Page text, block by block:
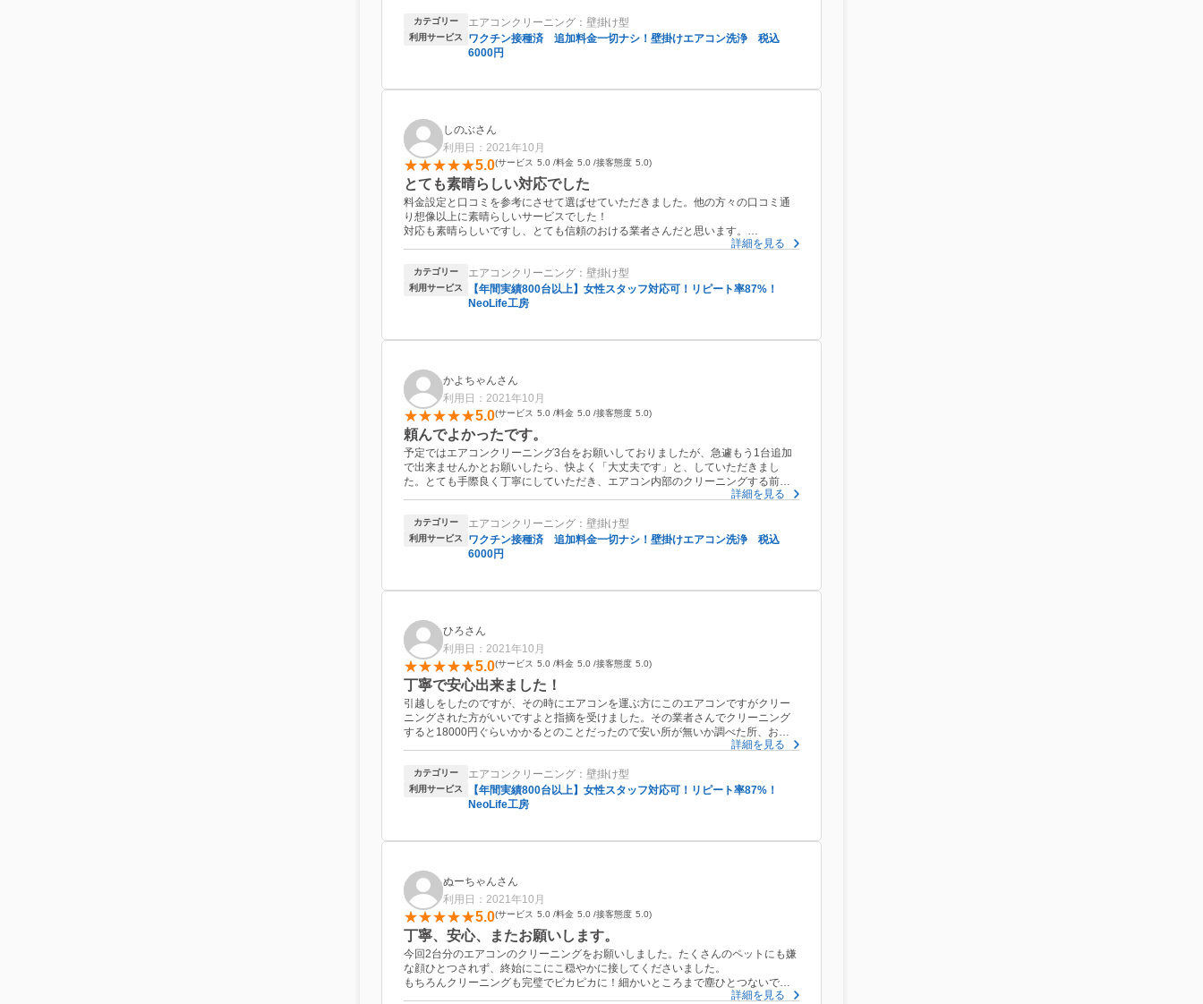
カテゴリー エアコンクリーニング：壁掛け型
利用サービス
ワクチン接種済 追加料金一切ナシ！壁掛けエアコン洗浄 税込
6000円
しのぶさん
利用日：2021年10月
5.0 サービス 5.0 料金 5.0 接客態度 5.0
とても素晴らしい対応でした
料金設定と口コミを参考にさせて選ばせていただきました。他の方々の口コミ通
り想像以上に素晴らしいサービスでした！
対応も素晴らしいですし、とても信頼のおける業者さんだと思います。
私は素人ですが、初歩的な質問に対してでも的確な答えをいただき口コミNO.1と
詳細を見る
カテゴリー エアコンクリーニング：壁掛け型
利用サービス
【年間実績800台以上】女性スタッフ対応可！リピート率87%！
NeoLife工房
かよちゃんさん
利用日：2021年10月
5.0 サービス 5.0 料金 5.0 接客態度 5.0
頼んでよかったです。
予定ではエアコンクリーニング3台をお願いしておりましたが、急遽もう1台追加
で出来ませんかとお願いしたら、快よく「大丈夫です」と、していただきまし
た。とても手際良く丁寧にしていただき、エアコン内部のクリーニングする前と
詳細を見る
カテゴリー エアコンクリーニング：壁掛け型
利用サービス
ワクチン接種済 追加料金一切ナシ！壁掛けエアコン洗浄 税込
6000円
ひろさん
利用日：2021年10月
5.0 サービス 5.0 料金 5.0 接客態度 5.0
丁寧で安心出来ました！
引越しをしたのですが、その時にエアコンを運ぶ方にこのエアコンですがクリー
ニングされた方がいいですよと指摘を受けました。その業者さんでクリーニング
すると18000円ぐらいかかるとのことだったので安い所が無いか調べた所、おう
詳細を見る
カテゴリー エアコンクリーニング：壁掛け型
利用サービス
【年間実績800台以上】女性スタッフ対応可！リピート率87%！
NeoLife工房
ぬーちゃんさん
利用日：2021年10月
5.0 サービス 5.0 料金 5.0 接客態度 5.0
丁寧、安心、またお願いします。
今回2台分のエアコンのクリーニングをお願いしました。たくさんのペットにも嫌
な顔ひとつされず、終始にこにこ穏やかに接してくださいました。
もちろんクリーニングも完璧でピカピカに！細かいところまで塵ひとつないで
す。クリーニング後の説明もわかりやすく、また絶対にお願いしたいと思いまし
詳細を見る